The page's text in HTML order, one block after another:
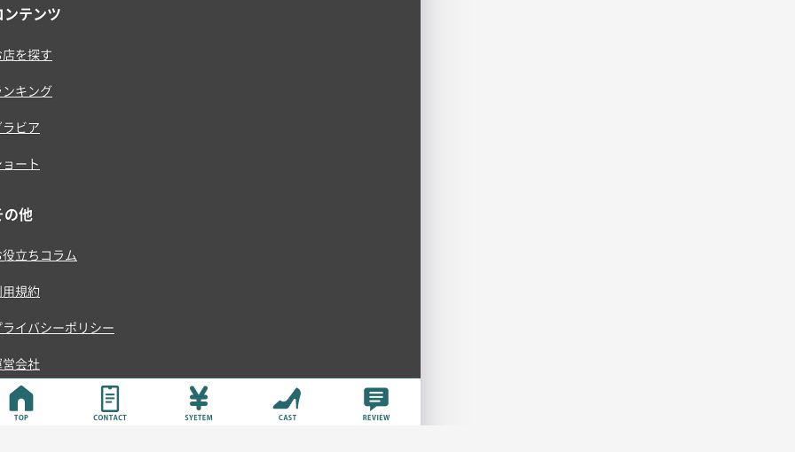
ンテンツ
を探す
キング
ビア
ート
の他
立ちコラム
規約
イバシーポリシー
会社
© ONE RISE , K.K.